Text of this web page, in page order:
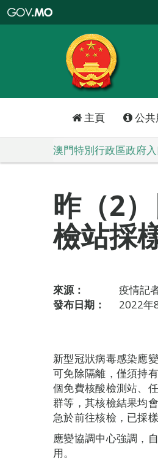
特
政
區
政
口
主頁 公共
澳門特別行政區政府
昨（2
檢站採
來源：
疫情記
發布日期：
2022年
新型冠狀病毒感染應
可免除隔離，僅須持
個免費核酸檢測站、
群等，其核檢結果均
急於前往核檢，已採
應變協調中心強調，
用。